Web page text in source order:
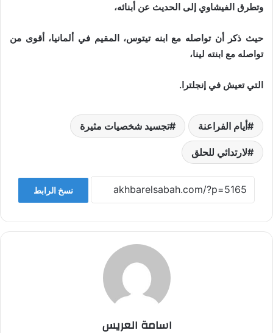
وتطرق الفيشاوي إلى الحديث عن أبنائه،
حيث ذكر أن تواصله مع ابنه تيتوس، المقيم في ألمانيا، أقوى من
تواصله مع ابنته لينا،
التي تعيش في إنجلترا.
أيام الفراعنة تجسيد شخصيات مثيرة
لارتدائي للحلق
نسخ الرابط
اسامة العريس